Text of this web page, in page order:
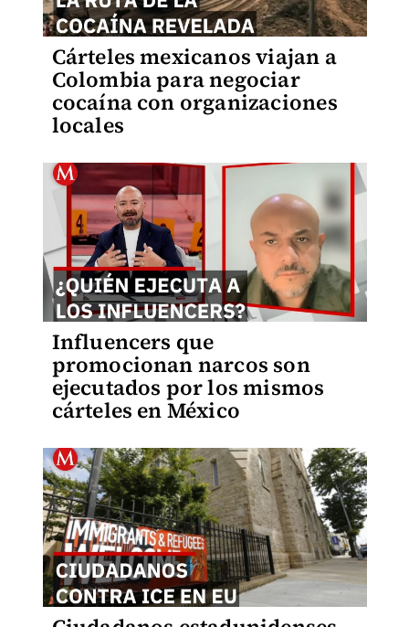
Cárteles mexicanos viajan a
Colombia para negociar
cocaína con organizaciones
locales
Influencers que
promocionan narcos son
ejecutados por los mismos
cárteles en México